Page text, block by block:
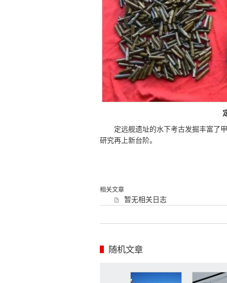
定远舰遗址的水下考古发掘丰富了
研究再上新台阶。
相关文章
暂无相关日志
随机文章